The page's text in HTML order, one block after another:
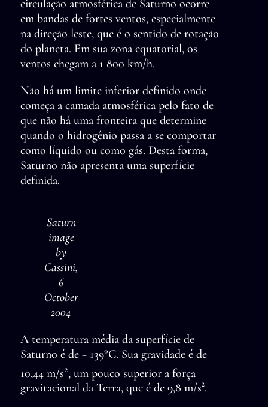
circulação atmosférica de Saturno ocorre
em bandas de fortes ventos, especialmente
na direção leste, que é o sentido de rotação
do planeta. Em sua zona equatorial, os
ventos chegam a 1 800 km/h.
Não há um limite inferior definido onde
começa a camada atmosférica pelo fato de
que não há uma fronteira que determine
quando o hidrogênio passa a se comportar
como líquido ou como gás. Desta forma,
Saturno não apresenta uma superfície
definida.
Saturn
image
by
Cassini,
6
October
2004
A temperatura média da superfície de
Saturno é de − 139°C. Sua gravidade é de
10,44 m/s2, um pouco superior a força
gravitacional da Terra, que é de 9,8 m/s².